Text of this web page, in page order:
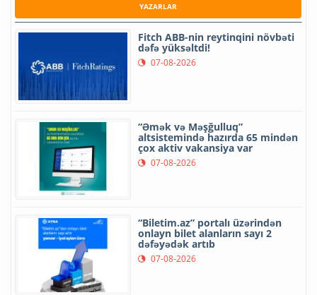
YAZARLAR
Fitch ABB-nin reytinqini növbəti
dəfə yüksəltdi!
07-08-2026
“Əmək və Məşğulluq”
altsistemində hazırda 65 mindən
çox aktiv vakansiya var
07-08-2026
“Biletim.az” portalı üzərindən
onlayn bilet alanların sayı 2
dəfəyədək artıb
07-08-2026